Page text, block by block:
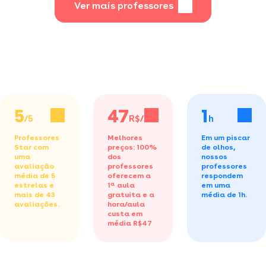
Ver mais professores
5/5
Professores
Star com
uma
avaliação
média de 5
estrelas e
mais de 43
avaliações.
47R$/h
Melhores
preços: 100%
dos
professores
oferecem a
1ª aula
gratuita e a
hora/aula
custa em
média R$47
1 h
Em um piscar
de olhos,
nossos
professores
respondem
em uma
média de 1h.